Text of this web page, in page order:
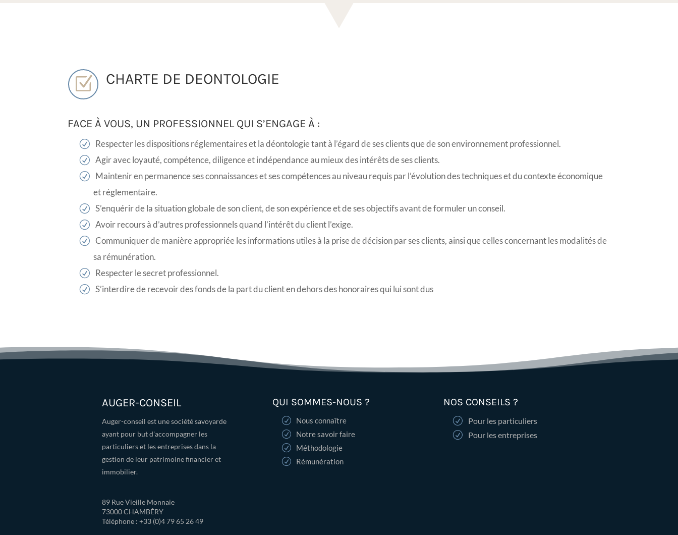
Z CHARTE DE DEONTOLOGIE
FACE À VOUS, UN PROFESSIONNEL QUI S’ENGAGE À :
Respecter les dispositions réglementaires et la déontologie tant à l’égard de ses clients que de son environnement professionnel.
Agir avec loyauté, compétence, diligence et indépendance au mieux des intérêts de ses clients.
Maintenir en permanence ses connaissances et ses compétences au niveau requis par l’évolution des techniques et du contexte économique
et réglementaire.
S’enquérir de la situation globale de son client, de son expérience et de ses objectifs avant de formuler un conseil.
Avoir recours à d’autres professionnels quand l’intérêt du client l’exige.
Communiquer de manière appropriée les informations utiles à la prise de décision par ses clients, ainsi que celles concernant les modalités de
sa rémunération.
Respecter le secret professionnel.
S’interdire de recevoir des fonds de la part du client en dehors des honoraires qui lui sont dus
AUGER-CONSEIL
Auger-conseil est une société savoyarde
ayant pour but d'accompagner les
particuliers et les entreprises dans la
gestion de leur patrimoine financier et
immobilier.
89 Rue Vieille Monnaie
73000 CHAMBÉRY
Téléphone : +33 (0)4 79 65 26 49
QUI SOMMES-NOUS ?
Nous connaître
Notre savoir faire
Méthodologie
Rémunération
NOS CONSEILS ?
Pour les particuliers
Pour les entreprises